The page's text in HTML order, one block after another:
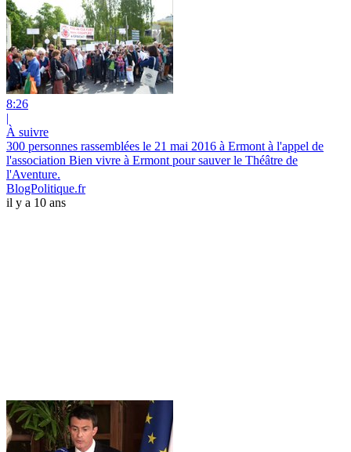
8:26
|
À suivre
300 personnes rassemblées le 21 mai 2016 à Ermont à l'appel de
l'association Bien vivre à Ermont pour sauver le Théâtre de
l'Aventure.
BlogPolitique.fr
il y a 10 ans